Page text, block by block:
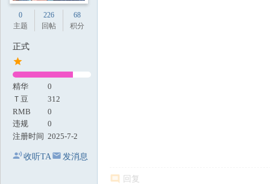
0
主题
226
回帖
68
积分
正式
精华
0
Ｔ豆
312
RMB
0
违规
0
注册时间 2025-7-2
收听TA 发消息
回复